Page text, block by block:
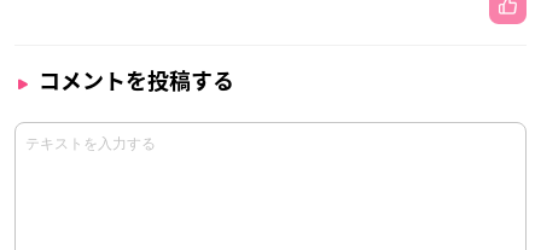
コメントを投稿する